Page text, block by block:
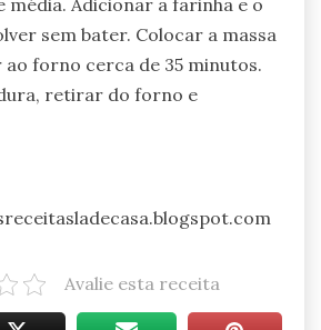
média. Adicionar a farinha e o
sem bater. Colocar a massa
ao forno cerca de 35 minutos.
retirar do forno e
Avalie esta receita